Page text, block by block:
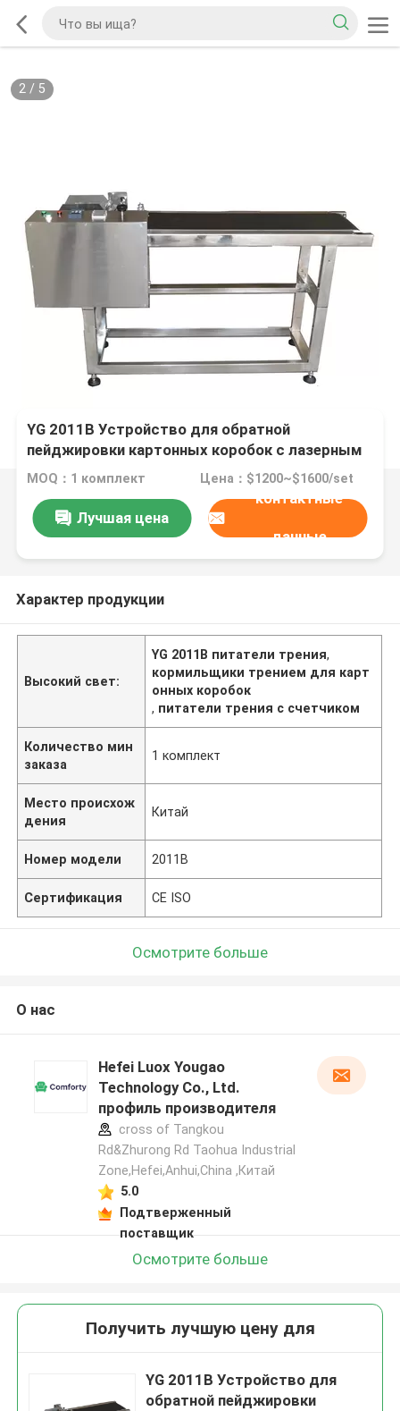
2/ 5
YG 2011B Устройство для обратной
пейджировки картонных коробок с лазерным
принтером
MOQ：1 комплект Цена：$1200~$1600/set
Лучшая цена
контактные
данные
Характер продукции
Высокий свет:
YG 2011B питатели трения,
кормильщики трением для карт
онных коробок
, питатели трения с счетчиком
Количество мин
заказа
1 комплект
Место происхож
дения
Китай
Номер модели 2011B
Сертификация CE ISO
Осмотрите больше
О нас
Hefei Luox Yougao
Technology Co., Ltd.
профиль производителя
cross of Tangkou
Rd&Zhurong Rd Taohua Industrial
Zone,Hefei,Anhui,China ,Китай
5.0
Подтверженный
поставщик
Осмотрите больше
Получить лучшую цену для
YG 2011B Устройство для
обратной пейджировки